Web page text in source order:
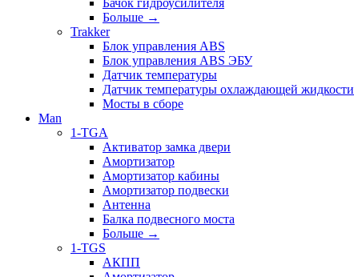
Бачок гидроусилителя
Больше →
Trakker
Блок управления ABS
Блок управления ABS ЭБУ
Датчик температуры
Датчик температуры охлаждающей жидкости
Мосты в сборе
Man
1-TGA
Активатор замка двери
Амортизатор
Амортизатор кабины
Амортизатор подвески
Антенна
Балка подвесного моста
Больше →
1-TGS
АКПП